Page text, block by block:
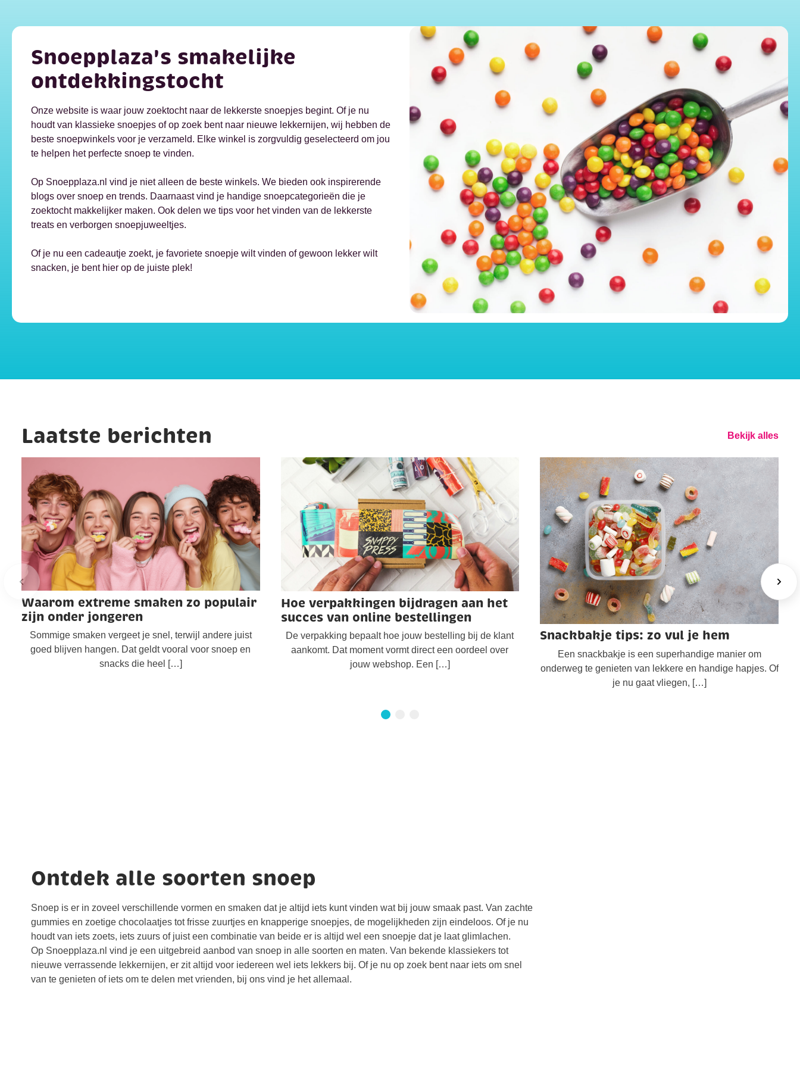
Snoepplaza's smakelijke
ontdekkingstocht
Onze website is waar jouw zoektocht naar de lekkerste snoepjes begint. Of je nu
houdt van klassieke snoepjes of op zoek bent naar nieuwe lekkernijen, wij hebben de
beste snoepwinkels voor je verzameld. Elke winkel is zorgvuldig geselecteerd om jou
te helpen het perfecte snoep te vinden.
Op Snoepplaza.nl vind je niet alleen de beste winkels. We bieden ook inspirerende
blogs over snoep en trends. Daarnaast vind je handige snoepcategorieën die je
zoektocht makkelijker maken. Ook delen we tips voor het vinden van de lekkerste
treats en verborgen snoepjuweeltjes.
Of je nu een cadeautje zoekt, je favoriete snoepje wilt vinden of gewoon lekker wilt
snacken, je bent hier op de juiste plek!
Laatste berichten Bekijk alles
Waarom extreme smaken zo populair
zijn onder jongeren
Sommige smaken vergeet je snel, terwijl andere juist
goed blijven hangen. Dat geldt vooral voor snoep en
snacks die heel […]
Hoe verpakkingen bijdragen aan het
succes van online bestellingen
De verpakking bepaalt hoe jouw bestelling bij de klant
aankomt. Dat moment vormt direct een oordeel over
jouw webshop. Een […]
Snackbakje tips: zo vul je hem
Een snackbakje is een superhandige manier om
onderweg te genieten van lekkere en handige hapjes. Of
je nu gaat vliegen, […]
Ontdek alle soorten snoep
Snoep is er in zoveel verschillende vormen en smaken dat je altijd iets kunt vinden wat bij jouw smaak past. Van zachte
gummies en zoetige chocolaatjes tot frisse zuurtjes en knapperige snoepjes, de mogelijkheden zijn eindeloos. Of je nu
houdt van iets zoets, iets zuurs of juist een combinatie van beide er is altijd wel een snoepje dat je laat glimlachen.
Op Snoepplaza.nl vind je een uitgebreid aanbod van snoep in alle soorten en maten. Van bekende klassiekers tot
nieuwe verrassende lekkernijen, er zit altijd voor iedereen wel iets lekkers bij. Of je nu op zoek bent naar iets om snel
van te genieten of iets om te delen met vrienden, bij ons vind je het allemaal.